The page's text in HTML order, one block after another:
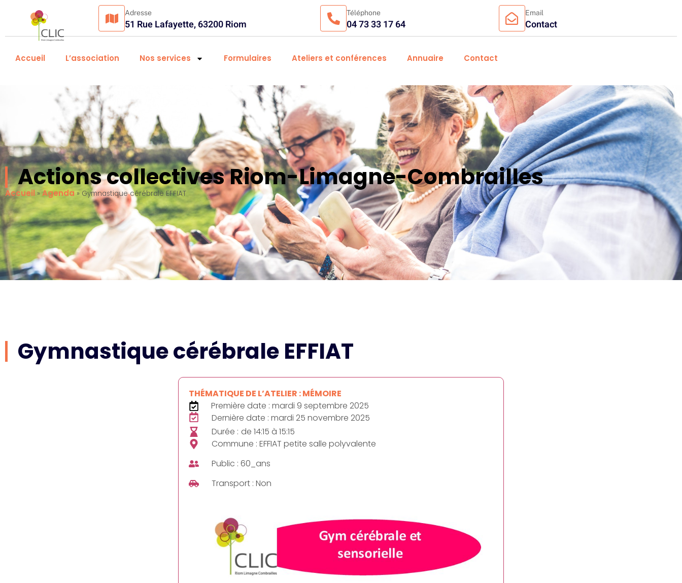
Adresse
51 Rue Lafayette, 63200 Riom
Téléphone
04 73 33 17 64
Email
Contact
Accueil L’association Nos services Formulaires Ateliers et conférences Annuaire Contact
Actions collectives Riom-Limagne-Combrailles
Accueil » Agenda» Gymnastique cérébrale EFFIAT
Gymnastique cérébrale EFFIAT
THÉMATIQUE DE L’ATELIER : MÉMOIRE
Première date : mardi 9 septembre 2025
Dernière date : mardi 25 novembre 2025
Durée : de 14:15 à 15:15
Commune : EFFIAT petite salle polyvalente
Public : 60_ans
Transport : Non